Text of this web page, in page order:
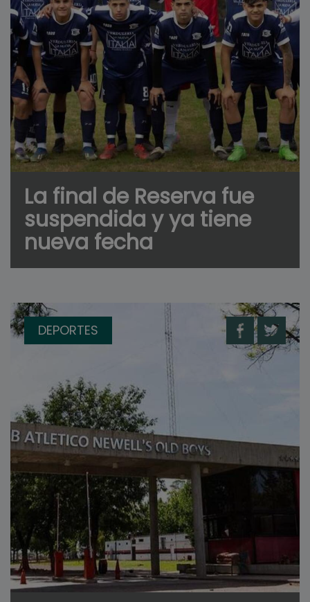
La final de Reserva fue
suspendida y ya tiene
nueva fecha
DEPORTES